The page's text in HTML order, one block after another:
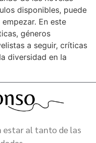
disponibles, puede
En este
géneros
a seguir, críticas
diversidad en la
estar al tanto de las